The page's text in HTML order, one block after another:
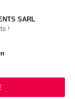
SARL
!